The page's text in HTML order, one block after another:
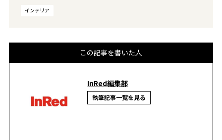
インテリア
この記事を書いた人
InRed編集部
執筆記事一覧を見る